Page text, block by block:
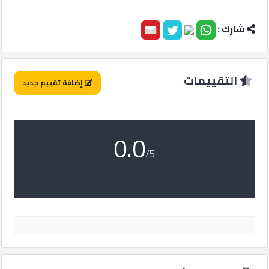
القطري
QHOST
شارك :
التقييمات إضافة تقييم جديد
0.0/5